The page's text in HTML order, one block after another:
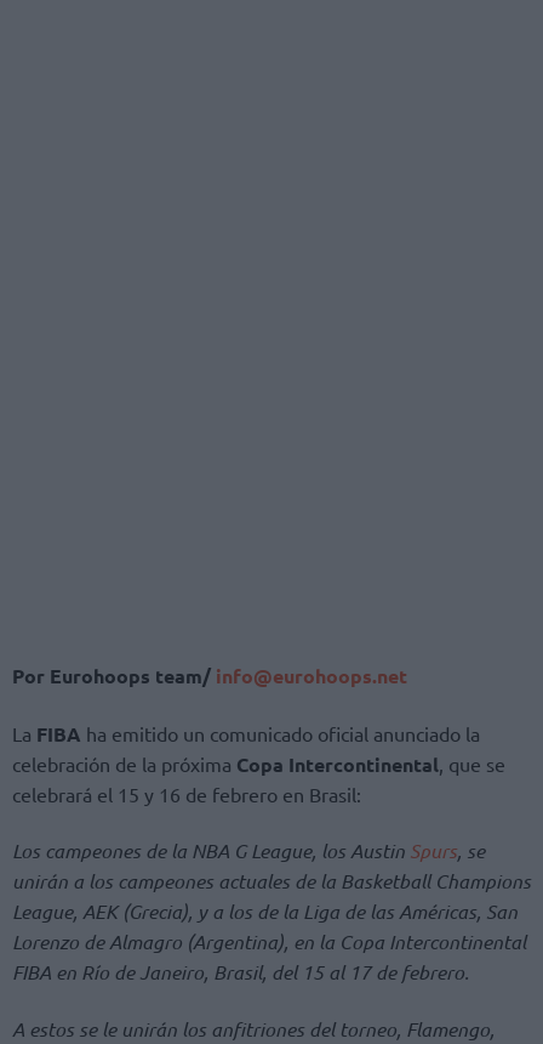
Por Eurohoops team/ info@eurohoops.net
La FIBA ha emitido un comunicado oficial anunciado la
celebración de la próxima Copa Intercontinental , que se
celebrará el 15 y 16 de febrero en Brasil:
Los campeones de la NBA G League, los Austin Spurs, se
unirán a los campeones actuales de la Basketball Champions
League, AEK (Grecia), y a los de la Liga de las Américas, San
Lorenzo de Almagro (Argentina), en la Copa Intercontinental
FIBA en Río de Janeiro, Brasil, del 15 al 17 de febrero.
A estos se le unirán los anfitriones del torneo, Flamengo,